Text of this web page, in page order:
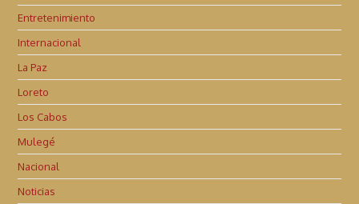
Entretenimiento
Internacional
La Paz
Loreto
Los Cabos
Mulegé
Nacional
Noticias